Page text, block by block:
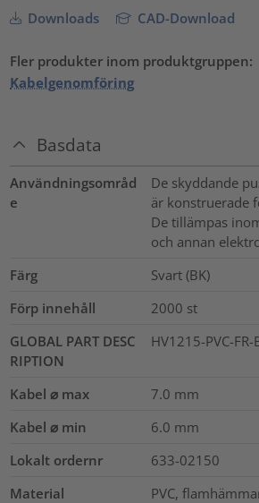
Downloads CAD-Download
Fler produkter inom produktgruppen:
Kabelgenomföring
Basdata
Användningsområd
e
De skyddande
är konstruerade
De tillämpas
och annan
Färg
Svart (BK)
Förp innehåll
2000 st
GLOBAL PART DESC
RIPTION
HV1215-PVC-FR-
Kabel ⌀ max 7.0 mm
Kabel ⌀ min
6.0 mm
Lokalt ordernr
633-02150
Material
PVC,